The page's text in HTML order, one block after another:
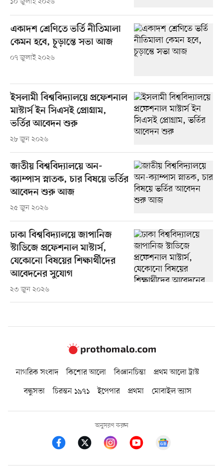
১০ জুলাই ২০২৬
একাদশ শ্রেণিতে ভর্তি নীতিমালা
কেমন হবে, চূড়ান্তে সভা আজ
০৭ জুলাই ২০২৬
ইসলামী বিশ্ববিদ্যালয়ে প্রফেশনাল
মাস্টার্স ইন সিএসই প্রোগ্রাম,
ভর্তির আবেদন শুরু
২৮ জুন ২০২৬
জাতীয় বিশ্ববিদ্যালয়ে অন-
ক্যাম্পাস স্নাতক, চার বিষয়ে ভর্তির
আবেদন শুরু আজ
২৫ জুন ২০২৬
ঢাকা বিশ্ববিদ্যালয়ে জাপানিজ
স্টাডিজে প্রফেশনাল মাস্টার্স,
যেকোনো বিষয়ের শিক্ষার্থীদের
আবেদনের সুযোগ
২৩ জুন ২০২৬
নাগরিক সংবাদ কিশোর আলো বিজ্ঞানচিন্তা
প্রথম আলো ট্রাস্ট
বন্ধুসভা
চিরন্তন ১৯৭১ ইপেপার প্রথমা মোবাইল ভ্যাস
অনুসরণ করুন